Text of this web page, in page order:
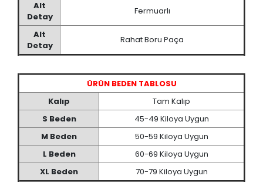
Alt
Detay
Fermuarlı
Alt
Detay
Rahat Boru Paça
ÜRÜN BEDEN TABLOSU
Kalıp
Tam Kalıp
S Beden
45-49 Kiloya Uygun
M Beden
50-59 Kiloya Uygun
L Beden
60-69 Kiloya Uygun
XL Beden
70-79 Kiloya Uygun